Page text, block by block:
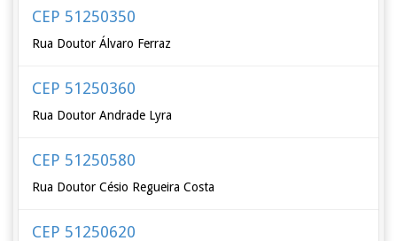
CEP 51250350
Rua Doutor Álvaro Ferraz
CEP 51250360
Rua Doutor Andrade Lyra
CEP 51250580
Rua Doutor Césio Regueira Costa
CEP 51250620